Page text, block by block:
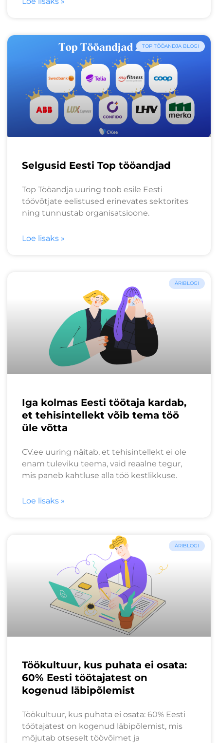
TOP TÖÖANDJA BLOGI
Selgusid Eesti Top tööandjad
Top Tööandja uuring toob esile Eesti
töövõtjate eelistused erinevates sektorites
ning tunnustab organisatsioone.
Loe lisaks »
ÄRIBLOGI
Iga kolmas Eesti töötaja kardab,
et tehisintellekt võib tema töö
üle võtta
CV.ee uuring näitab, et tehisintellekt ei ole
enam tuleviku teema, vaid reaalne tegur,
mis paneb kahtluse alla töö kestlikkuse.
Loe lisaks »
ÄRIBLOGI
Töökultuur, kus puhata ei osata:
60% Eesti töötajatest on
kogenud läbipõlemist
Töökultuur, kus puhata ei osata: 60% Eesti
töötajatest on kogenud läbipõlemist, mis
mõjutab otseselt töövõimet ja